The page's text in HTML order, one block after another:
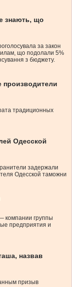
знають, що
за закон
що подолали 5%
з бюджету.
производители
традиционных
Одесской
задержали
Одесской таможни
компании группы
предприятия и
назвав
призыв